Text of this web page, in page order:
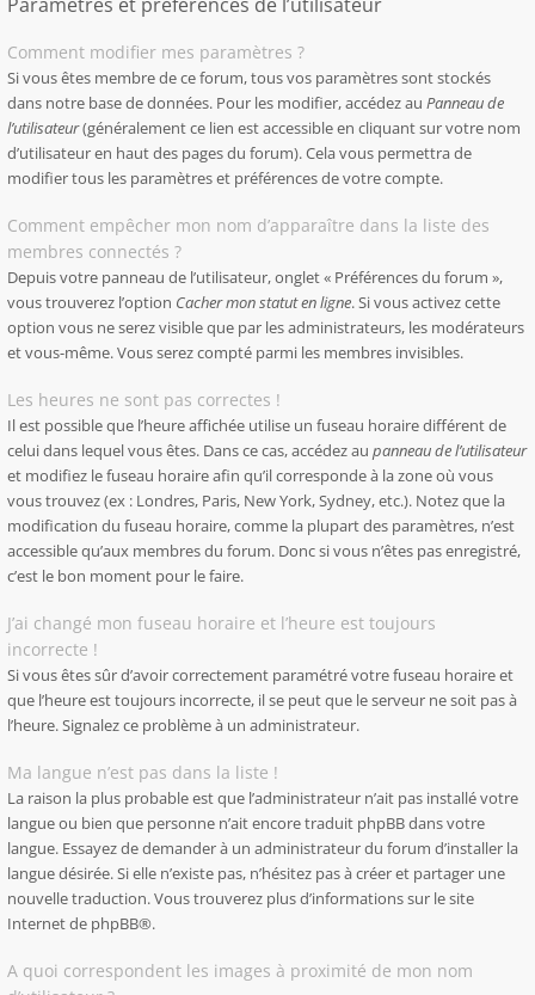
Comment modifier mes paramètres ?
Si vous êtes membre de ce forum, tous vos paramètres sont stockés
dans notre base de données. Pour les modifier, accédez au Panneau de
l’utilisateur(généralement ce lien est accessible en cliquant sur votre nom
d’utilisateur en haut des pages du forum). Cela vous permettra de
modifier tous les paramètres et préférences de votre compte.
Comment empêcher mon nom d’apparaître dans la liste des
membres connectés ?
Depuis votre panneau de l’utilisateur, onglet « Préférences du forum »,
vous trouverez l’option Cacher mon statut en ligne. Si vous activez cette
option vous ne serez visible que par les administrateurs, les modérateurs
et vous-même. Vous serez compté parmi les membres invisibles.
Les heures ne sont pas correctes !
Il est possible que l’heure affichée utilise un fuseau horaire différent de
celui dans lequel vous êtes. Dans ce cas, accédez au panneau de l’utilisateur
et modifiez le fuseau horaire afin qu’il corresponde à la zone où vous
vous trouvez (ex : Londres, Paris, New York, Sydney, etc.). Notez que la
modification du fuseau horaire, comme la plupart des paramètres, n’est
accessible qu’aux membres du forum. Donc si vous n’êtes pas enregistré,
c’est le bon moment pour le faire.
J’ai changé mon fuseau horaire et l’heure est toujours
incorrecte !
Si vous êtes sûr d’avoir correctement paramétré votre fuseau horaire et
que l’heure est toujours incorrecte, il se peut que le serveur ne soit pas à
l’heure. Signalez ce problème à un administrateur.
Ma langue n’est pas dans la liste !
La raison la plus probable est que l’administrateur n’ait pas installé votre
langue ou bien que personne n’ait encore traduit phpBB dans votre
langue. Essayez de demander à un administrateur du forum d’installer la
langue désirée. Si elle n’existe pas, n’hésitez pas à créer et partager une
nouvelle traduction. Vous trouverez plus d’informations sur le site
Internet de phpBB®.
A quoi correspondent les images à proximité de mon nom